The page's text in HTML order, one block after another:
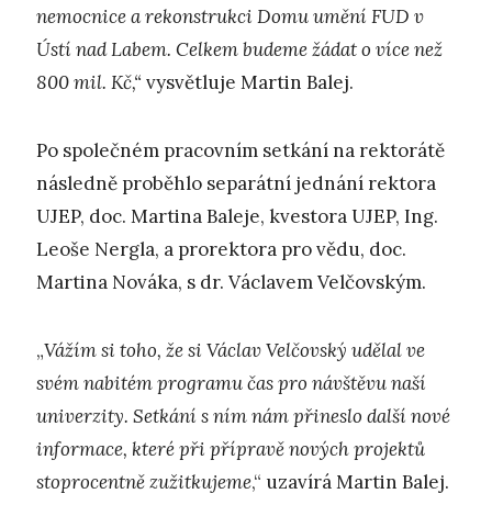
nemocnice a rekonstrukci Domu umění FUD v
Ústí nad Labem. Celkem budeme žádat o více než
800 mil. Kč,“ vysvětluje Martin Balej.
Po společném pracovním setkání na rektorátě
následně proběhlo separátní jednání rektora
UJEP, doc. Martina Baleje, kvestora UJEP, Ing.
Leoše Nergla, a prorektora pro vědu, doc.
Martina Nováka, s dr. Václavem Velčovským.
„Vážím si toho, že si Václav Velčovský udělal ve
svém nabitém programu čas pro návštěvu naší
univerzity. Setkání s ním nám přineslo další nové
informace, které při přípravě nových projektů
stoprocentně zužitkujeme,“ uzavírá Martin Balej.